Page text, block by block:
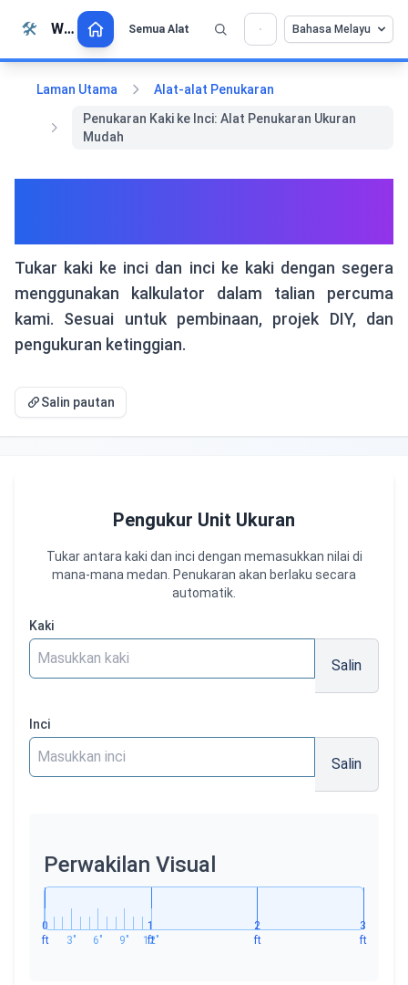
Langkau ke kandungan
🛠️ Whiz Tools Semua Alat Bahasa Melayu
Laman Utama
Alat-alat Penukaran
Penukaran Kaki ke Inci: Alat Penukaran Ukuran
Mudah
Tukar kaki ke inci dan inci ke kaki dengan segera
menggunakan kalkulator dalam talian percuma
kami. Sesuai untuk pembinaan, projek DIY, dan
pengukuran ketinggian.
Salin pautan
Pengukur Unit Ukuran
Tukar antara kaki dan inci dengan memasukkan nilai di
mana-mana medan. Penukaran akan berlaku secara
automatik.
Kaki
Salin
Inci
Salin
Perwakilan Visual
0
ft
1
ft
2
ft
3
ft
3" 6" 9" 12"
💡 Sukakan alat ini? Bantu kami menjadikannya
lebih baik lagi!
×
Klik untuk membuka →